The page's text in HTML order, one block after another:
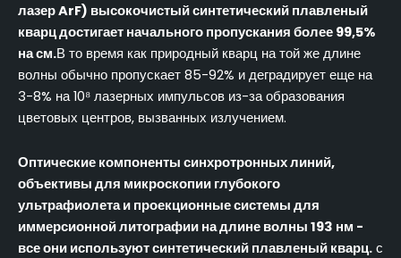
лазер ArF) высокочистый синтетический плавленый
кварц достигает начального пропускания более 99,5%
на см.В то время как природный кварц на той же длине
волны обычно пропускает 85-92% и деградирует еще на
3-8% на 10⁸ лазерных импульсов из-за образования
цветовых центров, вызванных излучением.
Оптические компоненты синхротронных линий,
объективы для микроскопии глубокого
ультрафиолета и проекционные системы для
иммерсионной литографии на длине волны 193 нм -
все они используют синтетический плавленый кварц. с